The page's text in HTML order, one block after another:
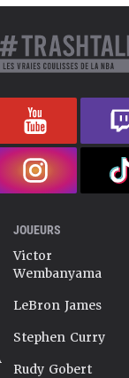
JOUEURS
Victor
Wembanyama
LeBron James
Stephen Curry
Rudy Gobert